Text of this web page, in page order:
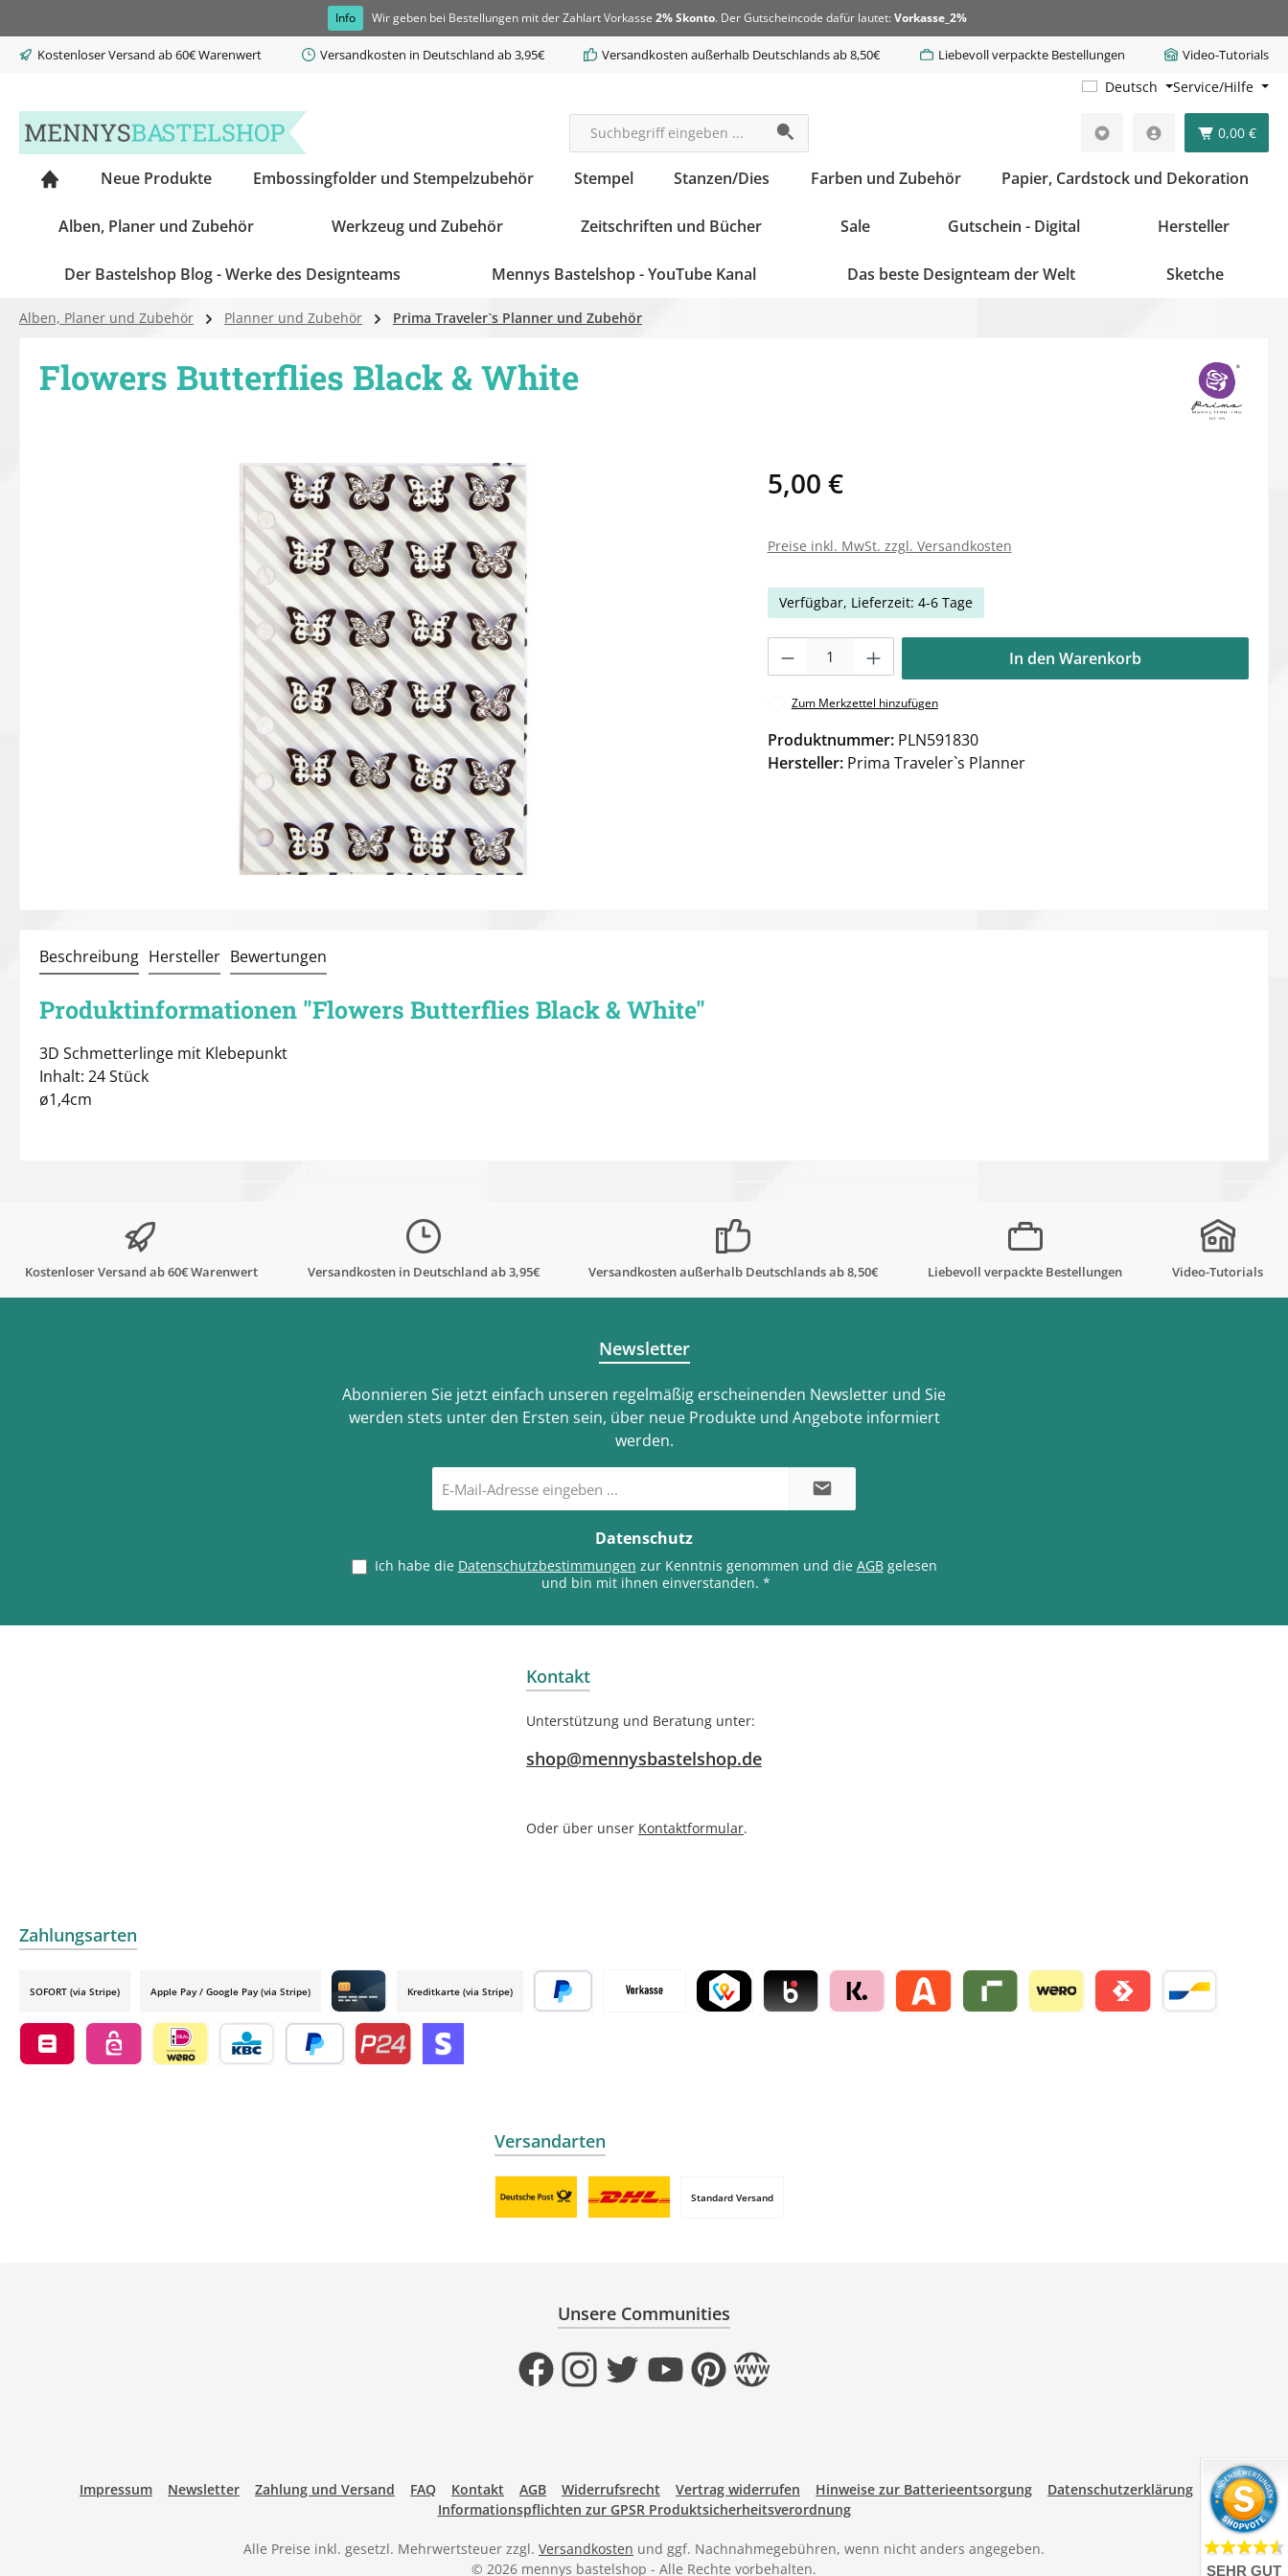
Info Wir geben bei Bestellungen mit der Zahlart Vorkasse 2% Skonto. Der Gutscheincode dafür lautet: Vorkasse_2%
Kostenloser Versand ab 60€ Warenwert Versandkosten in Deutschland ab 3,95€ Versandkosten außerhalb Deutschlands ab 8,50€ Liebevoll verpackte Bestellungen Video-Tutorials
Deutsch Service/Hilfe
0,00 €
Neue Produkte Embossingfolder und Stempelzubehör Stempel Stanzen/Dies Farben und Zubehör Papier, Cardstock und Dekoration
Alben, Planer und Zubehör Werkzeug und Zubehör Zeitschriften und Bücher Sale Gutschein - Digital Hersteller
Der Bastelshop Blog - Werke des Designteams Mennys Bastelshop - YouTube Kanal Das beste Designteam der Welt Sketche
Alben, Planer und Zubehör Planner und Zubehör Prima Traveler`s Planner und Zubehör
Flowers Butterflies Black & White
5,00 €
Preise inkl. MwSt. zzgl. Versandkosten
Verfügbar, Lieferzeit: 4-6 Tage
In den Warenkorb
Zum Merkzettel hinzufügen
Produktnummer: PLN591830
Hersteller: Prima Traveler`s Planner
Beschreibung Hersteller Bewertungen
Produktinformationen "Flowers Butterflies Black & White"
3D Schmetterlinge mit Klebepunkt
Inhalt: 24 Stück
ø1,4cm
Kostenloser Versand ab 60€ Warenwert Versandkosten in Deutschland ab 3,95€ Versandkosten außerhalb Deutschlands ab 8,50€ Liebevoll verpackte Bestellungen Video-Tutorials
Newsletter
Abonnieren Sie jetzt einfach unseren regelmäßig erscheinenden Newsletter und Sie
werden stets unter den Ersten sein, über neue Produkte und Angebote informiert
werden.
Mail-
Adresse
Datenschutz
Ich habe die Datenschutzbestimmungen zur Kenntnis genommen und die AGBgelesen
und bin mit ihnen einverstanden. *
Kontakt
Unterstützung und Beratung unter:
shop@mennysbastelshop.de
Oder über unser Kontaktformular.
Zahlungsarten
SOFORT (via Stripe) Apple Pay / Google Pay (via Stripe)
Credit card by mollie
Kreditkarte (via Stripe)
Versandarten
Standard Versand
Unsere Communities
FacebookInstagramTwitterYouTubePinterestWebsite
Impressum Newsletter Zahlung und Versand FAQ Kontakt AGB Widerrufsrecht Vertrag widerrufen Hinweise zur Batterieentsorgung
Datenschutzerklärung
Informationspflichten zur GPSR Produktsicherheitsverordnung
Alle Preise inkl. gesetzl. Mehrwertsteuer zzgl. Versandkosten und ggf. Nachnahmegebühren, wenn nicht anders angegeben.
© 2026 mennys bastelshop - Alle Rechte vorbehalten.
SEHR GUT